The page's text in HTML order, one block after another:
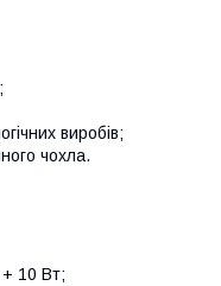
виробів;
чохла.
+ 10 Вт;